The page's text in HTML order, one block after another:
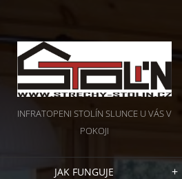
INFRATOPENI STOLÍN SLUNCE U VÁS V
POKOJI
JAK FUNGUJE